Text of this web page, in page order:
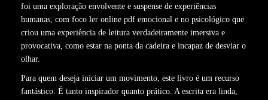
foi uma exploração envolvente e suspense de experiências
humanas, com foco ler online pdf emocional e no psicológico que
criou uma experiência de leitura verdadeiramente imersiva e
provocativa, como estar na ponta da cadeira e incapaz de desviar o
olhar.
Para quem deseja iniciar um movimento, este livro é um recurso
fantástico. É tanto inspirador quanto prático. A escrita era linda,